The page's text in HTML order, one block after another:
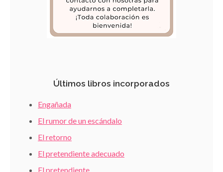
Últimos libros incorporados
Engañada
El rumor de un escándalo
El retorno
El pretendiente adecuado
El pretendiente